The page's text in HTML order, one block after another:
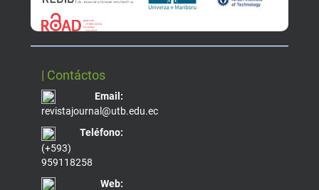
| Contáctos
Email:
revistajournal@utb.edu.ec
Teléfono:
(+593)
959118258
Web: